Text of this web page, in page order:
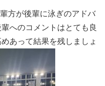
方が後輩に泳ぎのアドバ
へのコメントはとても良
あって結果を残しましょ